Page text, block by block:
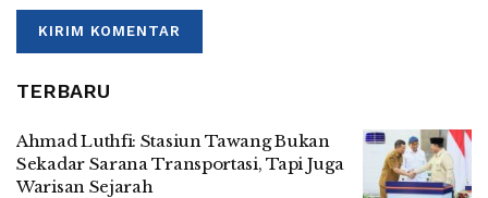
TERBARU
Ahmad Luthfi: Stasiun Tawang Bukan
Sekadar Sarana Transportasi, Tapi Juga
Warisan Sejarah